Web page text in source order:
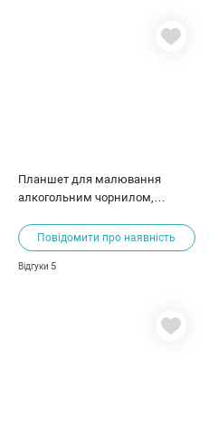
Планшет для малювання
алкогольним чорнилом,
Повідомити про наявність
Відгуки 5